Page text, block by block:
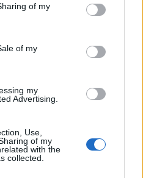
behaviour. You may click to
and its third-party tags to
purposes in below Google
of my
of my
my
Advertising.
Use,
of my
with the
collected.
telegram di
ultime news